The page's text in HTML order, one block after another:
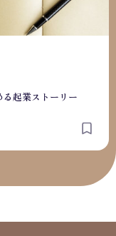
起業ストーリー